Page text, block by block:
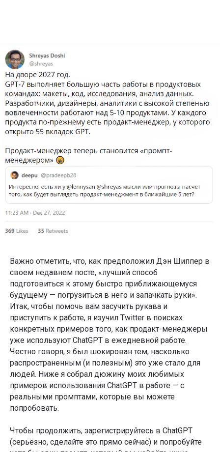
Важно отметить, что, как предположил Дэн Шиппер в
своем недавнем посте, «лучший способ
подготовиться к этому быстро приближающемуся
будущему — погрузиться в него и запачкать руки».
Итак, чтобы помочь вам засучить рукава и
приступить к работе, я изучил Twitter в поисках
конкретных примеров того, как продакт-менеджеры
уже используют ChatGPT в ежедневной работе.
Честно говоря, я был шокирован тем, насколько
распространенным (и полезным) это уже стало для
людей. Ниже я собрал дюжину моих любимых
примеров использования ChatGPT в работе — с
реальными промптами, которые вы можете
попробовать.
Чтобы продолжить, зарегистрируйтесь в ChatGPT
(серьёзно, сделайте это прямо сейчас) и попробуйте